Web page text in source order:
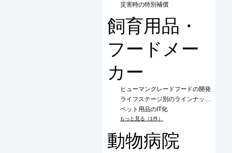
災害時の特別補償
飼育用品・
フードメー
カー
ヒューマングレードフードの開発
ペット用品のIT化
もっと見る（1件）
動物病院